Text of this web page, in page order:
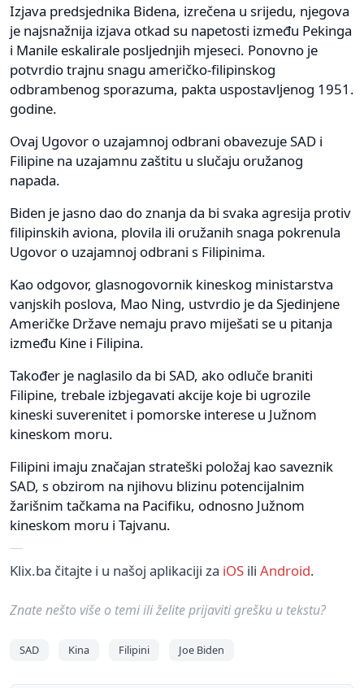
Izjava predsjednika Bidena, izrečena u srijedu, njegova
je najsnažnija izjava otkad su napetosti između Pekinga
i Manile eskalirale posljednjih mjeseci. Ponovno je
potvrdio trajnu snagu američko-filipinskog
odbrambenog sporazuma, pakta uspostavljenog 1951.
godine.
Ovaj Ugovor o uzajamnoj odbrani obavezuje SAD i
Filipine na uzajamnu zaštitu u slučaju oružanog
napada.
Biden je jasno dao do znanja da bi svaka agresija protiv
filipinskih aviona, plovila ili oružanih snaga pokrenula
Ugovor o uzajamnoj odbrani s Filipinima.
Kao odgovor, glasnogovornik kineskog ministarstva
vanjskih poslova, Mao Ning, ustvrdio je da Sjedinjene
Američke Države nemaju pravo miješati se u pitanja
između Kine i Filipina.
Također je naglasilo da bi SAD, ako odluče braniti
Filipine, trebale izbjegavati akcije koje bi ugrozile
kineski suverenitet i pomorske interese u Južnom
kineskom moru.
Filipini imaju značajan strateški položaj kao saveznik
SAD, s obzirom na njihovu blizinu potencijalnim
žarišnim tačkama na Pacifiku, odnosno Južnom
kineskom moru i Tajvanu.
Klix.ba čitajte i u našoj aplikaciji za iOS ili Android.
Znate nešto više o temi ili želite prijaviti grešku u tekstu?
SAD Kina Filipini Joe Biden